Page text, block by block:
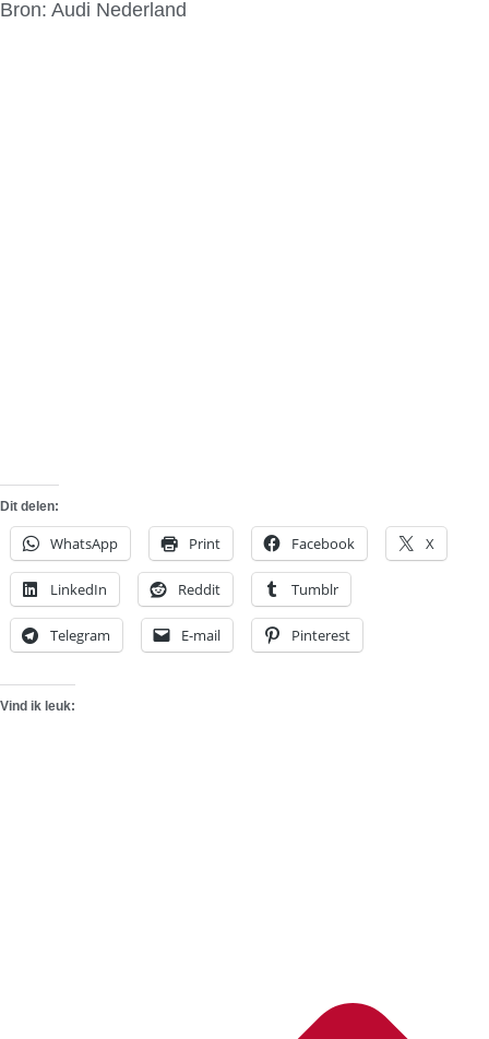
Bron: Audi Nederland
Dit delen:
WhatsApp Print Facebook X
LinkedIn Reddit Tumblr
Telegram E-mail Pinterest
Vind ik leuk: